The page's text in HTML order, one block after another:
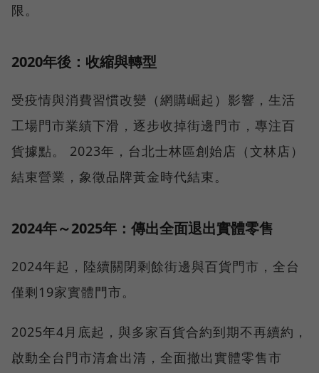
限。
2020年後：收縮與轉型
受疫情與消費習慣改變（網購崛起）影響，生活
工場門市業績下滑，逐步收掉街邊門市，專注百
貨據點。 2023年，台北士林區創始店（文林店）
結束營業，象徵品牌黃金時代結束。
2024年～2025年：傳出全面退出實體零售
2024年起，陸續關閉剩餘街邊與百貨門市，全台
僅剩19家實體門市。
2025年4月底起，與多家百貨合約到期不再續約，
啟動全台門市清倉出清，全面撤出實體零售市